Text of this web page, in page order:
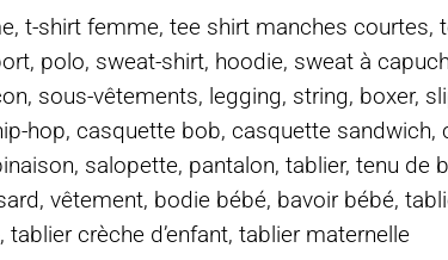
t-shirt femme, tee shirt manches
polo, sweat-shirt, hoodie, sweat à
sous-vêtements, legging, string, boxer,
hop, casquette bob, casquette sandwich,
salopette, pantalon, tablier, tenu de
vêtement, bodie bébé, bavoir bébé,
crèche d’enfant, tablier maternelle